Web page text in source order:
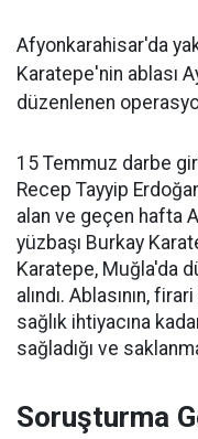
Afyonkarahisar'da
Karatepe'nin ablası
düzenlenen
15 Temmuz darbe
Recep Tayyip
alan ve geçen hafta
yüzbaşı Burkay
Karatepe, Muğla'da
alındı. Ablasının,
sağlık ihtiyacına
sağladığı ve
Soruşturma